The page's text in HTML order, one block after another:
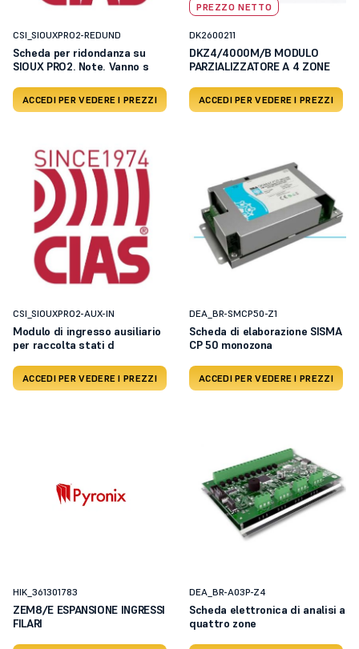
CSI_SIOUXPRO2-REDUND
Scheda per ridondanza su
SIOUX PRO2. Note. Vanno s
ACCEDI PER VEDERE I PREZZI
PREZZO NETTO
DK2600211
DKZ4/4000M/B MODULO
PARZIALIZZATORE A 4 ZONE
ACCEDI PER VEDERE I PREZZI
CSI_SIOUXPRO2-AUX-IN
Modulo di ingresso ausiliario
per raccolta stati d
ACCEDI PER VEDERE I PREZZI
DEA_BR-SMCP50-Z1
Scheda di elaborazione SISMA
CP 50 monozona
ACCEDI PER VEDERE I PREZZI
HIK_361301783
ZEM8/E ESPANSIONE INGRESSI
FILARI
DEA_BR-A03P-Z4
Scheda elettronica di analisi a
quattro zone